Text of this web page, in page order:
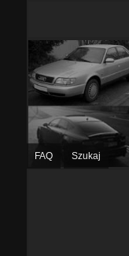
FAQ Szukaj